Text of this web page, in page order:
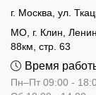
г. Москва, ул.
МО, г. Клин,
88км, стр. 63
Время
Пн–Пт 09:00 -